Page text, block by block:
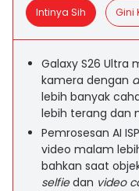
Intinya Sih Gini
Galaxy S26 Ultra
kamera dengan
lebih banyak
lebih terang dan
Pemrosesan AI ISP
video malam
bahkan saat
selfiedan video